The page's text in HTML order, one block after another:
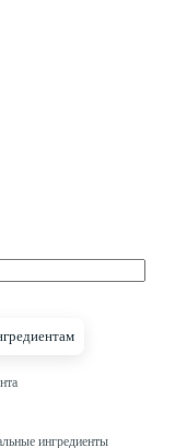
ингредиенты